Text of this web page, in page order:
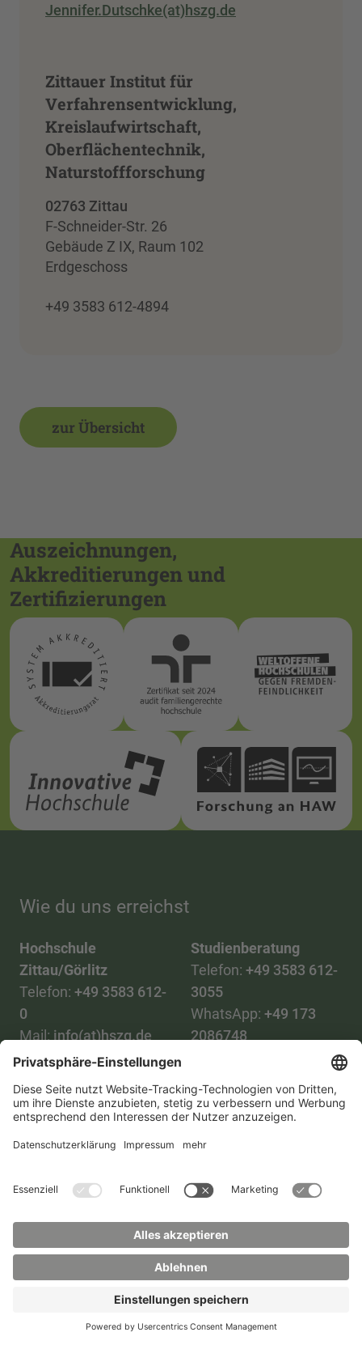
Jennifer.Dutschke(at)hszg.de
Zittauer Institut für
Verfahrensentwicklung,
Kreislaufwirtschaft,
Oberflächentechnik,
Naturstoffforschung
02763 Zittau
F-Schneider-Str. 26
Gebäude Z IX, Raum 102
Erdgeschoss
+49 3583 612-4894
zur Übersicht
Auszeichnungen,
Akkreditierungen und
Zertifizierungen
Wie du uns erreichst
Hochschule
Zittau/Görlitz
Telefon: +49 3583 612-
0
Mail: info(at)hszg.de
Studienberatung
Telefon: +49 3583 612-
3055
WhatsApp: +49 173
2086748
Alle StudiengängeDatenschutz
ImpressumBarrierefreiheitPresse